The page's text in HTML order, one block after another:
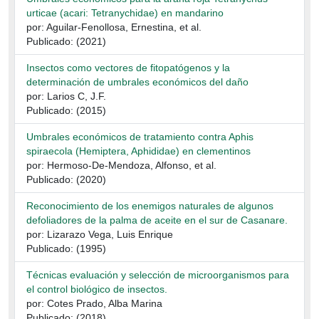
urticae (acari: Tetranychidae) en mandarino
por: Aguilar-Fenollosa, Ernestina, et al.
Publicado: (2021)
Insectos como vectores de fitopatógenos y la
determinación de umbrales económicos del daño
por: Larios C, J.F.
Publicado: (2015)
Umbrales económicos de tratamiento contra Aphis
spiraecola (Hemiptera, Aphididae) en clementinos
por: Hermoso-De-Mendoza, Alfonso, et al.
Publicado: (2020)
Reconocimiento de los enemigos naturales de algunos
defoliadores de la palma de aceite en el sur de Casanare.
por: Lizarazo Vega, Luis Enrique
Publicado: (1995)
Técnicas evaluación y selección de microorganismos para
el control biológico de insectos.
por: Cotes Prado, Alba Marina